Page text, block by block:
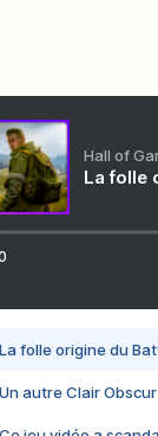
Hall of
La folle
La folle origine du
Un autre Clair